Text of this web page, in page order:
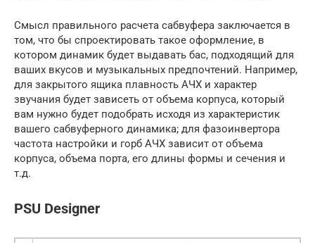
Смысл правильного расчета сабвуфера заключается в
том, что бы спроектировать такое оформление, в
котором динамик будет выдавать бас, подходящий для
ваших вкусов и музыкальных предпочтений. Например,
для закрытого ящика плавность АЧХ и характер
звучания будет зависеть от объема корпуса, который
вам нужно будет подобрать исходя из характеристик
вашего сабвуферного динамика; для фазоинвертора
частота настройки и горб АЧХ зависит от объема
корпуса, объема порта, его длины формы и сечения и
т.д.
PSU Designer